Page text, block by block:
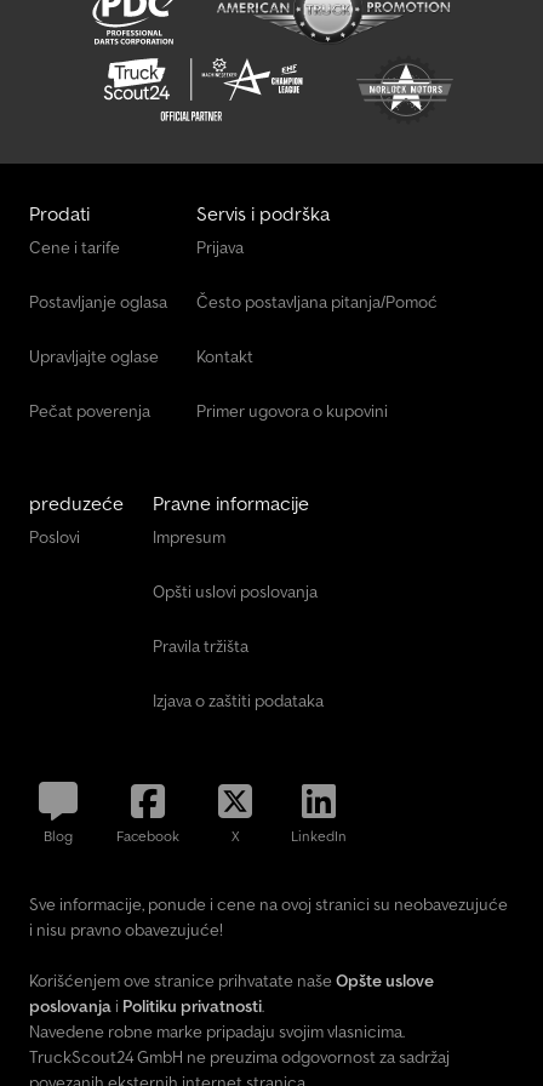
Prodati
Cene i tarife
Postavljanje oglasa
Upravljajte oglase
Pečat poverenja
Servis i podrška
Prijava
Često postavljana pitanja/Pomoć
Kontakt
Primer ugovora o kupovini
preduzeće
Poslovi
Pravne informacije
Impresum
Opšti uslovi poslovanja
Pravila tržišta
Izjava o zaštiti podataka
Blog Facebook X LinkedIn
Sve informacije, ponude i cene na ovoj stranici su neobavezujuće
i nisu pravno obavezujuće!
Korišćenjem ove stranice prihvatate naše Opšte uslove
poslovanja i Politiku privatnosti.
Navedene robne marke pripadaju svojim vlasnicima.
TruckScout24 GmbH ne preuzima odgovornost za sadržaj